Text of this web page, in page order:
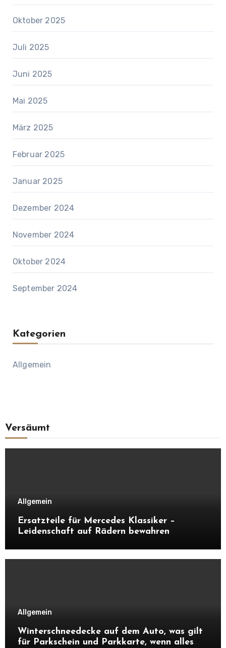
Oktober 2025
Juli 2025
Juni 2025
Mai 2025
März 2025
Februar 2025
Januar 2025
Dezember 2024
November 2024
Oktober 2024
September 2024
Kategorien
Allgemein
Versäumt
Allgemein
Ersatzteile für Mercedes Klassiker –
Leidenschaft auf Rädern bewahren
Allgemein
Winterschneedecke auf dem Auto, was gilt
für Parkschein und Parkkarte, wenn alles